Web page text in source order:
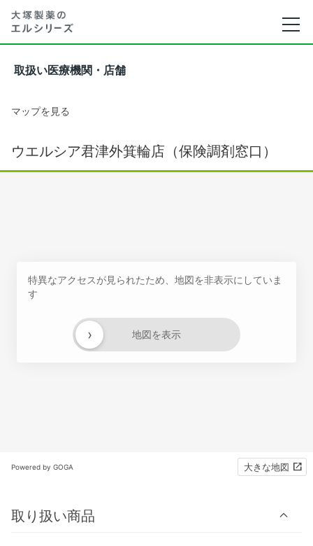
取扱い医療機関・店舗
マップを見る
ウエルシア君津外箕輪店（保険調剤窓口）
特異なアクセスが見られたため、地図を非表示にしていま
す
地図を表示
›
Powered by GOGA 大きな地図
取り扱い商品